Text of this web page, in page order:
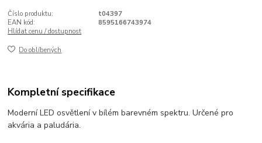
Číslo produktu:
t04397
EAN kód:
8595166743974
Hlídat cenu / dostupnost
Do oblíbených
Kompletní specifikace
Moderní LED osvětlení v bílém barevném spektru. Určené pro
akvária a paludária.